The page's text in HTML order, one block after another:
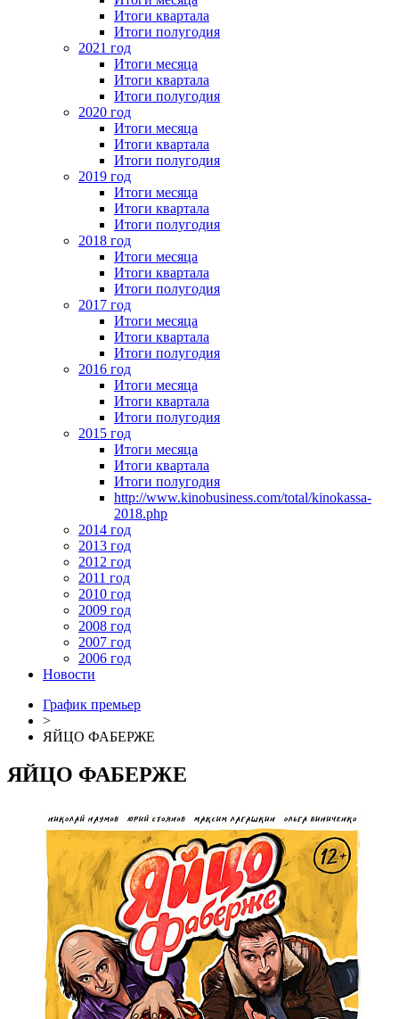
Итоги квартала
Итоги полугодия
2021 год
Итоги месяца
Итоги квартала
Итоги полугодия
2020 год
Итоги месяца
Итоги квартала
Итоги полугодия
2019 год
Итоги месяца
Итоги квартала
Итоги полугодия
2018 год
Итоги месяца
Итоги квартала
Итоги полугодия
2017 год
Итоги месяца
Итоги квартала
Итоги полугодия
2016 год
Итоги месяца
Итоги квартала
Итоги полугодия
2015 год
Итоги месяца
Итоги квартала
Итоги полугодия
http://www.kinobusiness.com/total/kinokassa-
2018.php
2014 год
2013 год
2012 год
2011 год
2010 год
2009 год
2008 год
2007 год
2006 год
Новости
График премьер
>
ЯЙЦО ФАБЕРЖЕ
ЯЙЦО ФАБЕРЖЕ